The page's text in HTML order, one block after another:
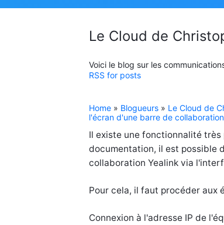
Le Cloud de
Voici le blog sur les
RSS for posts
Home » Blogueurs » Le Cloud de
l'écran d'une barre de
Il existe une fonctionnalité
documentation, il est possible
collaboration Yealink via
Pour cela, il faut procéder aux
Connexion à l'adresse IP de